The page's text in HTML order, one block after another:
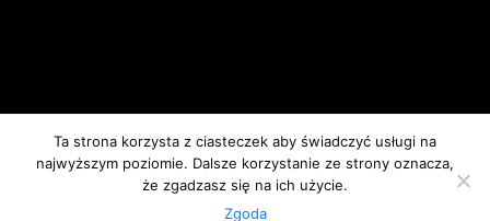
Copyright AGAMON II Spółka Jawna Krzysztof, Sławomir i Grzegorz i Kiszka.
Wszelkie prawa zastrzeżone.
Ta strona korzysta z ciasteczek aby świadczyć usługi na
najwyższym poziomie. Dalsze korzystanie ze strony oznacza,
że zgadzasz się na ich użycie.
Zgoda